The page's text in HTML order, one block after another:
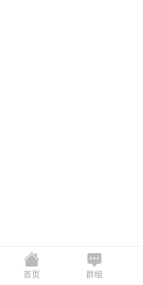
首页 群组